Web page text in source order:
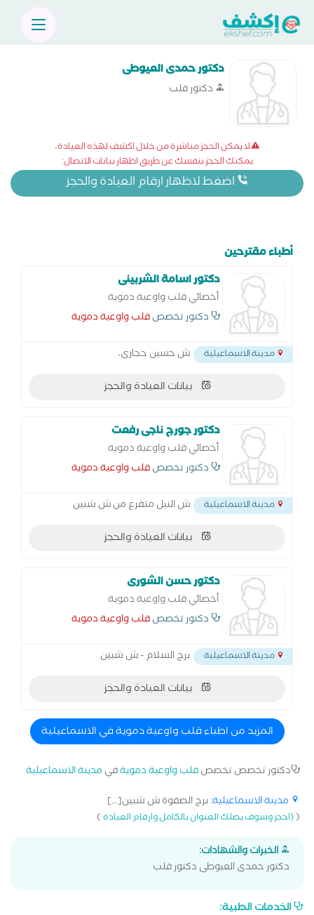
دكتور حمدى العيوطى
دكتور قلب
لا يمكن الحجز مباشرة من خلال اكشف لهذه العيادة،
يمكنك الحجز بنفسك عن طريق اظهار بيانات الاتصال:
اضغط لاظهار ارقام العيادة والحجز
أطباء مقترحين
دكتور اسامة الشربينى
أخصائي قلب واوعية دموية
دكتور تخصصقلب واوعية دموية
مدينة الاسماعيلية ش حسين حجازى،
بيانات العيادة والحجز
دكتور جورج ناجى رفعت
أخصائي قلب واوعية دموية
دكتور تخصصقلب واوعية دموية
مدينة الاسماعيلية ش النيل متفرع من ش شبين
بيانات العيادة والحجز
دكتور حسن الشورى
أخصائي قلب واوعية دموية
دكتور تخصصقلب واوعية دموية
مدينة الاسماعيلية برج السلام - ش شبين
بيانات العيادة والحجز
المزيد من اطباء قلب واوعية دموية في الاسماعيلية
دكتور تخصص تخصصقلب واوعية دمويةفي مدينة الاسماعيلية
مدينة الاسماعيلية: برج الصفوة ش شبين[...]
((احجز وسوف يصلك العنوان بالكامل وارقام العيادة)
الخبرات والشهادات:
دكتور حمدى العيوطى دكتور قلب
الخدمات الطبية: